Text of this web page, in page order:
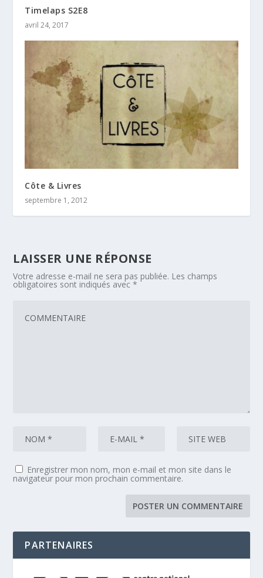
Timelaps S2E8
avril 24, 2017
Côte & Livres
septembre 1, 2012
LAISSER UNE RÉPONSE
Votre adresse e-mail ne sera pas publiée. Les champs
obligatoires sont indiqués avec*
Enregistrer mon nom, mon e-mail et mon site dans le
navigateur pour mon prochain commentaire.
PARTENAIRES